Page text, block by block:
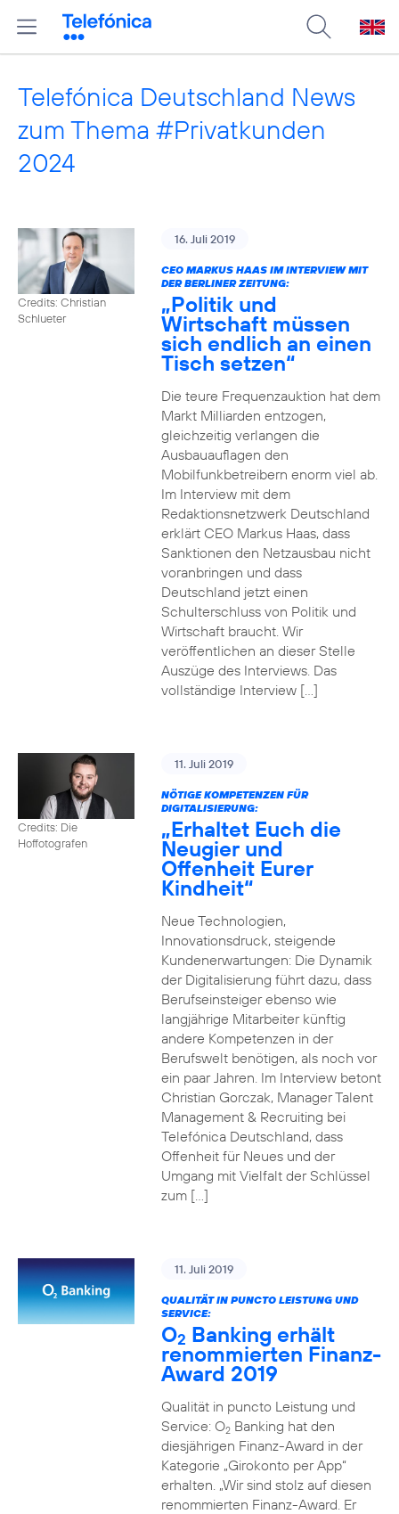
Telefónica Deutschland News
zum Thema #Privatkunden
2024
Credits: Christian
Schlueter
16. Juli 2019
CEO MARKUS HAAS IM INTERVIEW MIT
DER BERLINER ZEITUNG:
„Politik und
Wirtschaft müssen
sich endlich an einen
Tisch setzen“
Die teure Frequenzauktion hat dem
Markt Milliarden entzogen,
gleichzeitig verlangen die
Ausbauauflagen den
Mobilfunkbetreibern enorm viel ab.
Im Interview mit dem
Redaktionsnetzwerk Deutschland
erklärt CEO Markus Haas, dass
Sanktionen den Netzausbau nicht
voranbringen und dass
Deutschland jetzt einen
Schulterschluss von Politik und
Wirtschaft braucht. Wir
veröffentlichen an dieser Stelle
Auszüge des Interviews. Das
vollständige Interview […]
Credits: Die
Hoffotografen
11. Juli 2019
NÖTIGE KOMPETENZEN FÜR
DIGITALISIERUNG:
„Erhaltet Euch die
Neugier und
Offenheit Eurer
Kindheit“
Neue Technologien,
Innovationsdruck, steigende
Kundenerwartungen: Die Dynamik
der Digitalisierung führt dazu, dass
Berufseinsteiger ebenso wie
langjährige Mitarbeiter künftig
andere Kompetenzen in der
Berufswelt benötigen, als noch vor
ein paar Jahren. Im Interview betont
Christian Gorczak, Manager Talent
Management & Recruiting bei
Telefónica Deutschland, dass
Offenheit für Neues und der
Umgang mit Vielfalt der Schlüssel
zum […]
11. Juli 2019
QUALITÄT IN PUNCTO LEISTUNG UND
SERVICE:
O2 Banking erhält
renommierten Finanz-
Award 2019
Qualität in puncto Leistung und
Service: O2Banking hat den
diesjährigen Finanz-Award in der
Kategorie „Girokonto per App“
erhalten. „Wir sind stolz auf diesen
renommierten Finanz-Award. Er